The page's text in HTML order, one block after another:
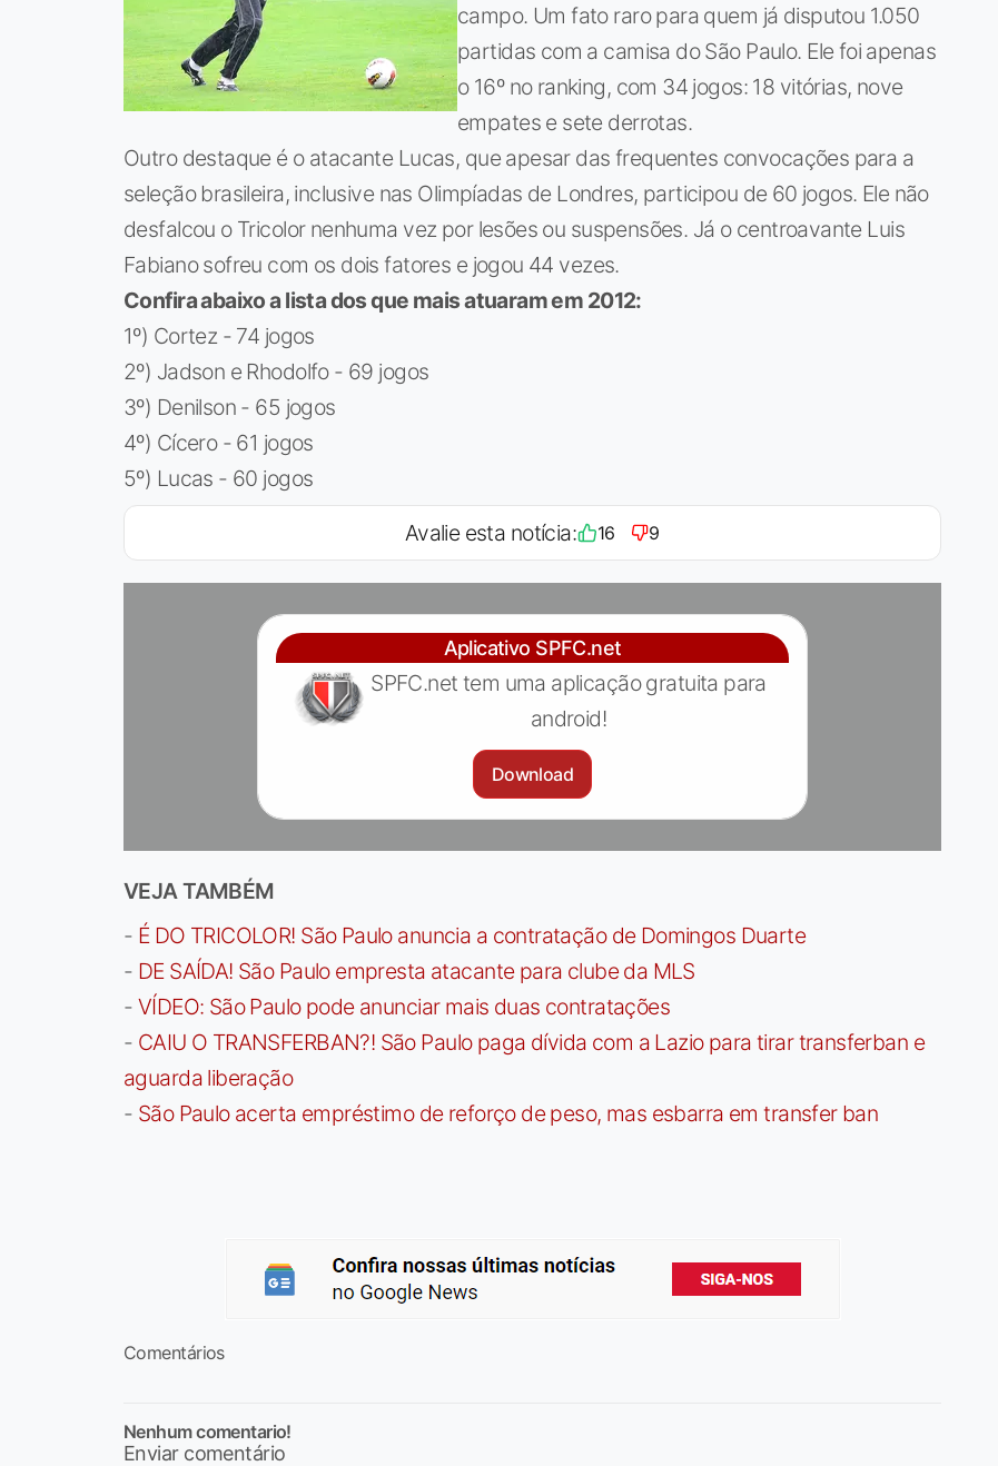
campo. Um fato raro para quem já disputou 1.050
partidas com a camisa do São Paulo. Ele foi apenas
o 16º no ranking, com 34 jogos: 18 vitórias, nove
empates e sete derrotas.
Outro destaque é o atacante Lucas, que apesar das frequentes convocações para a
seleção brasileira, inclusive nas Olimpíadas de Londres, participou de 60 jogos. Ele não
desfalcou o Tricolor nenhuma vez por lesões ou suspensões. Já o centroavante Luis
Fabiano sofreu com os dois fatores e jogou 44 vezes.
Confira abaixo a lista dos que mais atuaram em 2012:
1º) Cortez - 74 jogos
2º) Jadson e Rhodolfo - 69 jogos
3º) Denilson - 65 jogos
4º) Cícero - 61 jogos
5º) Lucas - 60 jogos
Avalie esta notícia: 16 9
Aplicativo SPFC.net
SPFC.net tem uma aplicação gratuita para
android!
Download
VEJA TAMBÉM
- É DO TRICOLOR! São Paulo anuncia a contratação de Domingos Duarte
- DE SAÍDA! São Paulo empresta atacante para clube da MLS
- VÍDEO: São Paulo pode anunciar mais duas contratações
- CAIU O TRANSFERBAN?! São Paulo paga dívida com a Lazio para tirar transferban e
aguarda liberação
- São Paulo acerta empréstimo de reforço de peso, mas esbarra em transfer ban
Comentários
Nenhum comentario!
Enviar comentário